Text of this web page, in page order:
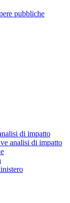
pubbliche
di impatto
analisi di impatto